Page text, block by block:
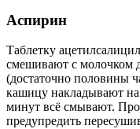
Аспирин
Таблетку
смешивают с молочком
(достаточно половины
кашицу накладывают
минут всё смывают.
предупредить